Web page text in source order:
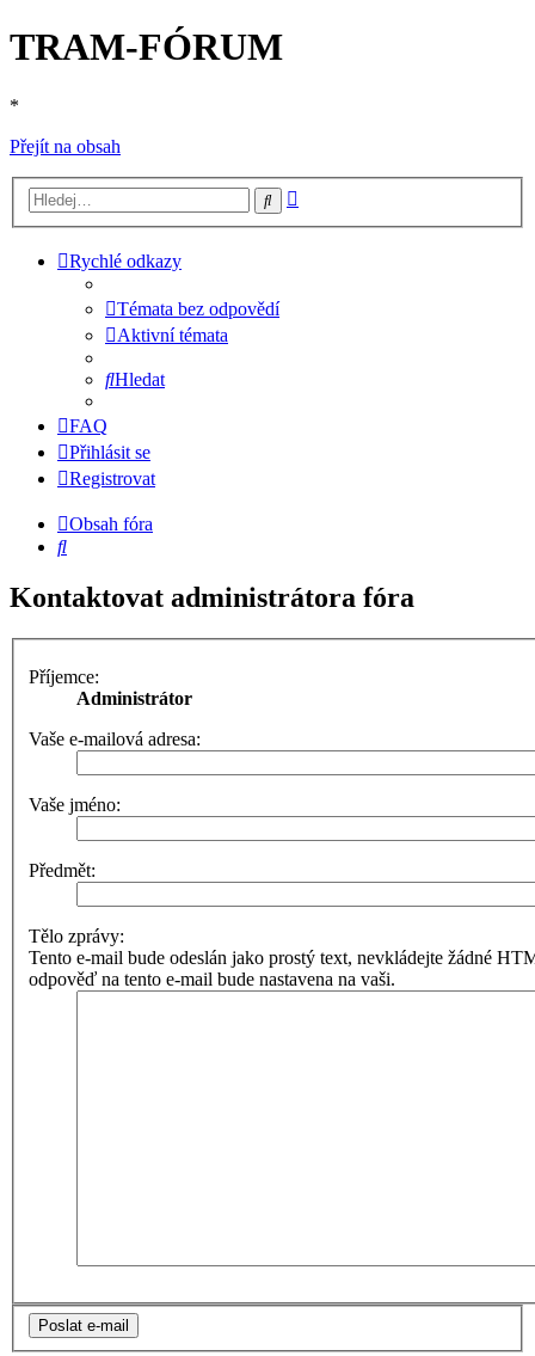
TRAM-FÓRUM
*
Přejít na obsah
Hledat
Rychlé odkazy
Témata bez odpovědí
Aktivní témata
Hledat
FAQ
Přihlásit se
Registrovat
Obsah fóra
Hledat
Kontaktovat administrátora fóra
Příjemce:
Administrátor
Vaše e-mailová adresa:
Vaše jméno:
Předmět:
Tělo zprávy:
Tento e-mail bude odeslán jako prostý text, nevkládejte žádné
odpověď na tento e-mail bude nastavena na vaši.